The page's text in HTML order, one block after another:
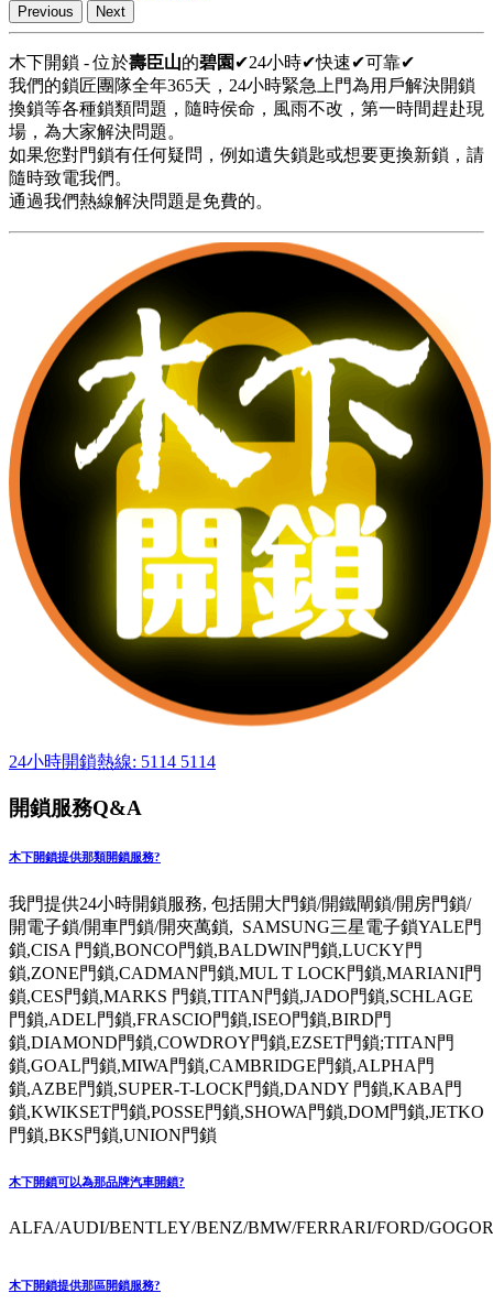
Previous Next
木下開鎖 - 位於壽臣山的碧園 ✔24小時✔快速✔可靠✔
我們的鎖匠團隊全年365天，24小時緊急上門為用戶解決開鎖
換鎖等各種鎖類問題，隨時侯命，風雨不改，第一時間趕赴現
場，為大家解決問題。
如果您對門鎖有任何疑問，例如遺失鎖匙或想要更換新鎖，請
隨時致電我們。
通過我們熱線解決問題是免費的。
24小時開鎖熱線: 5114 5114
開鎖服務Q&A
木下開鎖提供那類開鎖服務?
我門提供24小時開鎖服務, 包括開大門鎖/開鐵閘鎖/開房門鎖/
開電子鎖/開車門鎖/開夾萬鎖, SAMSUNG三星電子鎖YALE門
鎖,CISA 門鎖,BONCO門鎖,BALDWIN門鎖,LUCKY門
鎖,ZONE門鎖,CADMAN門鎖,MUL T LOCK門鎖,MARIANI門
鎖,CES門鎖,MARKS 門鎖,TITAN門鎖,JADO門鎖,SCHLAGE
門鎖,ADEL門鎖,FRASCIO門鎖,ISEO門鎖,BIRD門
鎖,DIAMOND門鎖,COWDROY門鎖,EZSET門鎖;TITAN門
鎖,GOAL門鎖,MIWA門鎖,CAMBRIDGE門鎖,ALPHA門
鎖,AZBE門鎖,SUPER-T-LOCK門鎖,DANDY 門鎖,KABA門
鎖,KWIKSET門鎖,POSSE門鎖,SHOWA門鎖,DOM門鎖,JETKO
門鎖,BKS門鎖,UNION門鎖
木下開鎖可以為那品牌汽車開鎖?
ALFA/AUDI/BENTLEY/BENZ/BMW/FERRARI/FORD/
木下開鎖提供那區開鎖服務?